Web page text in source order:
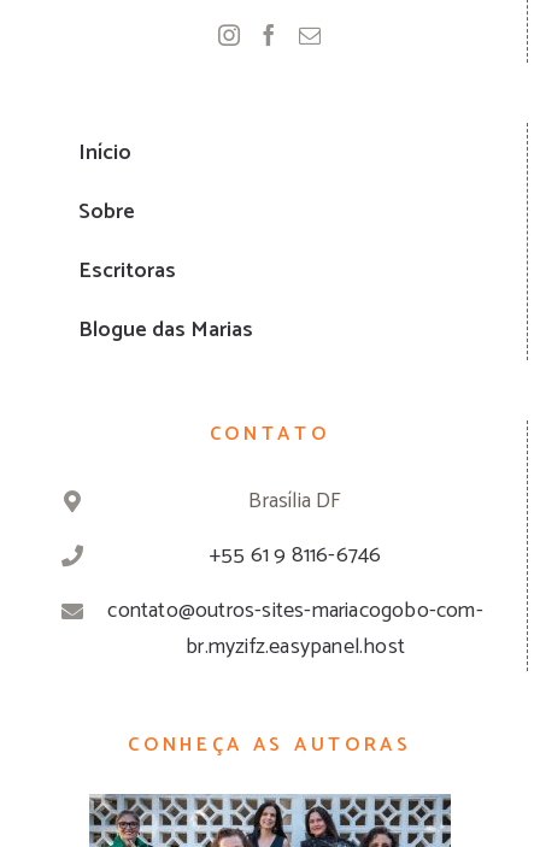
Início
Sobre
Escritoras
Blogue das Marias
CONTATO
Brasília DF
+55 61 9 8116-6746
contato@outros-sites-mariacogobo-com-
br.myzifz.easypanel.host
CONHEÇA AS AUTORAS